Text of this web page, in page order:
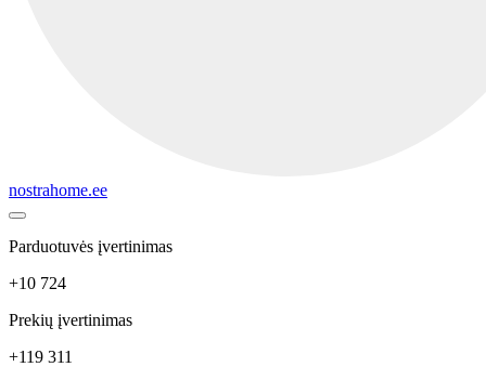
nostrahome.ee
Parduotuvės įvertinimas
+10 724
Prekių įvertinimas
+119 311